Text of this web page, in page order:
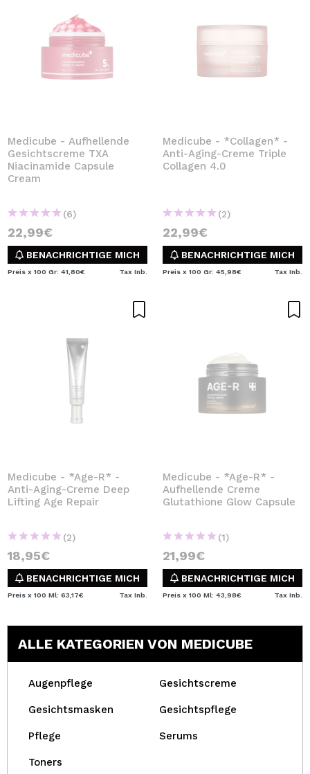
Medicube - Aufhellende
Gesichtscreme TXA
Niacinamide Capsule
Cream
(6)
22,99€
BENACHRICHTIGE MICH
Preis x 100 Gr: 41,80€ Tax Inb.
Medicube - *Collagen* -
Anti-Aging-Creme Triple
Collagen 4.0
(2)
22,99€
BENACHRICHTIGE MICH
Preis x 100 Gr: 45,98€ Tax Inb.
Medicube - *Age-R* -
Anti-Aging-Creme Deep
Lifting Age Repair
(2)
18,95€
BENACHRICHTIGE MICH
Preis x 100 Ml: 63,17€ Tax Inb.
Medicube - *Age-R* -
Aufhellende Creme
Glutathione Glow Capsule
(1)
21,99€
BENACHRICHTIGE MICH
Preis x 100 Ml: 43,98€ Tax Inb.
ALLE KATEGORIEN VON MEDICUBE
Augenpflege Gesichtscreme
Gesichtsmasken Gesichtspflege
Pflege Serums
Toners